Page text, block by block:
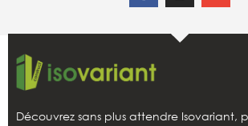
Découvrez sans plus attendre Isovariant,